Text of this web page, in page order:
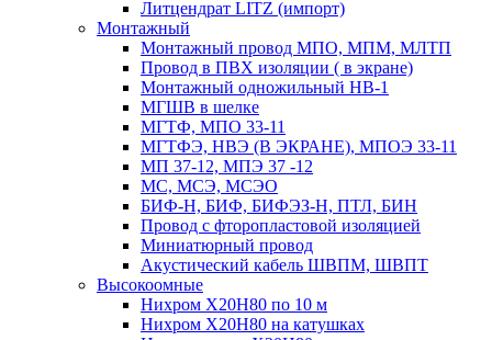
Литцендрат LITZ (импорт)
Монтажный
Монтажный провод МПО, МПМ, МЛТП
Провод в ПВХ изоляции ( в экране)
Монтажный одножильный HB-1
МГШВ в шелке
МГТФ, МПО 33-11
МГТФЭ, НВЭ (В ЭКРАНЕ), МПОЭ 33-11
МП 37-12, МПЭ 37 -12
МС, МСЭ, МСЭО
БИФ-Н, БИФ, БИФЭЗ-Н, ПТЛ, БИН
Провод с фторопластовой изоляцией
Миниатюрный провод
Акустический кабель ШВПМ, ШВПТ
Высокоомные
Нихром Х20Н80 по 10 м
Нихром Х20Н80 на катушках